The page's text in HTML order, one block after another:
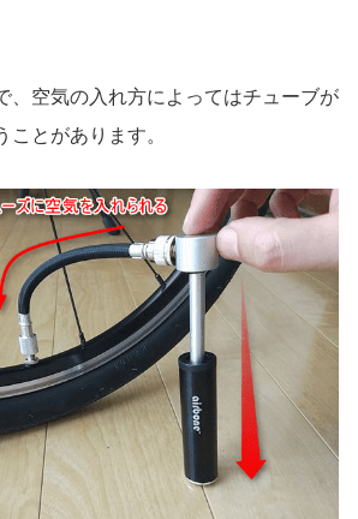
、空気の入れ方によってはチューブが
とがあります。